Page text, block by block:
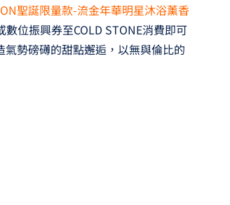
聖誕限量款-流金年華明星沐浴薰香
數位振興券至COLD STONE消費即可
勢磅礡的甜點邂逅，以無與倫比的